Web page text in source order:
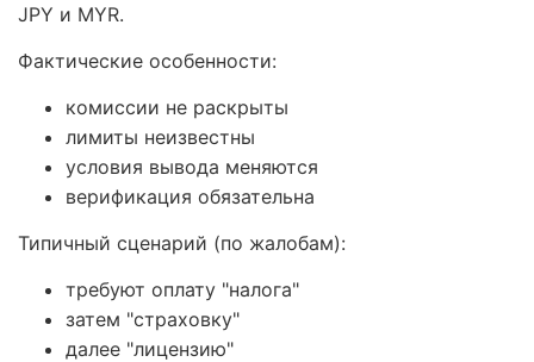
JPY и MYR.
Фактические особенности:
комиссии не раскрыты
лимиты неизвестны
условия вывода меняются
верификация обязательна
Типичный сценарий (по жалобам):
требуют оплату "налога"
затем "страховку"
далее "лицензию"